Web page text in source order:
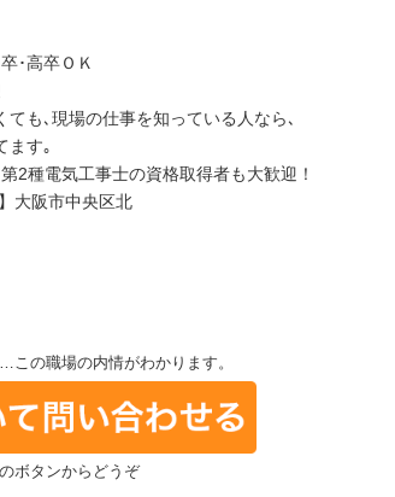
･高卒ＯＫ
も､現場の仕事を知っている人なら､
ます｡
2種電気工事士の資格取得者も大歓迎！
大阪市中央区北
の職場の内情がわかります。
ボタンからどうぞ